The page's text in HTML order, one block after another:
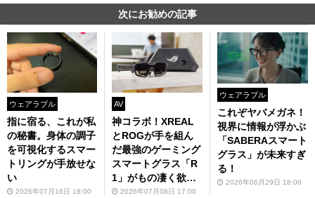
次にお勧めの記事
ウェアラブル
指に宿る、これが私
の秘書。身体の調子
を可視化するスマー
トリングが手放せな
い
2026年07月16日 18:00
AV
神コラボ！XREAL
とROGが手を組ん
だ最強のゲーミング
スマートグラス「R
1」がもの凄く欲し
い！！！
2026年07月08日 17:00
ウェアラブル
これぞヤバメガネ！
視界に情報が浮かぶ
「SABERAスマート
グラス」が未来すぎ
る！
2026年06月29日 18:00